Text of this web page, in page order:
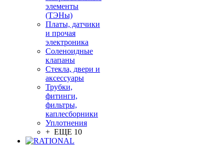
элементы
(ТЭНы)
Платы, датчики
и прочая
электроника
Соленоидные
клапаны
Стекла, двери и
аксессуары
Трубки,
фитинги,
фильтры,
каплесборники
Уплотнения
+ ЕЩЕ 10